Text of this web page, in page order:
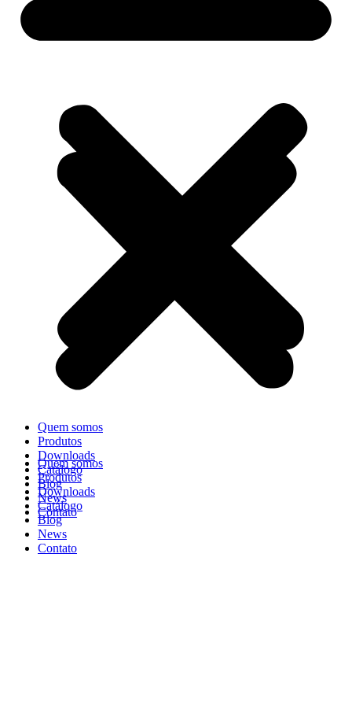
Quem somos
Produtos
Downloads
Catálogo
Blog
News
Contato
Quem somos
Produtos
Downloads
Catálogo
Blog
News
Contato